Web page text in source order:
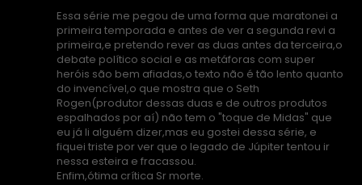
Essa série me pegou de uma forma que maratonei a
primeira temporada e antes de ver a segunda revi a
primeira,e pretendo rever as duas antes da terceira,o
debate político social e as metáforas com super
heróis são bem afiadas,o texto não é tão lento quanto
do invencível,o que mostra que o Seth
Rogen(produtor dessas duas e de outros produtos
espalhados por aí) não tem o "toque de Midas" que
eu já li alguém dizer,mas eu gostei dessa série, e
fiquei triste por ver que o legado de Júpiter tentou ir
nessa esteira e fracassou.
Enfim,ótima crítica Sr morte.